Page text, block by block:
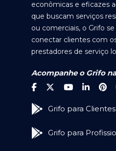
econômicas e eficazes
que buscam serviços
ou comerciais, o Grifo
conectar clientes com
prestadores de serviço
Acompanhe o Grifo
Grifo para
Grifo para